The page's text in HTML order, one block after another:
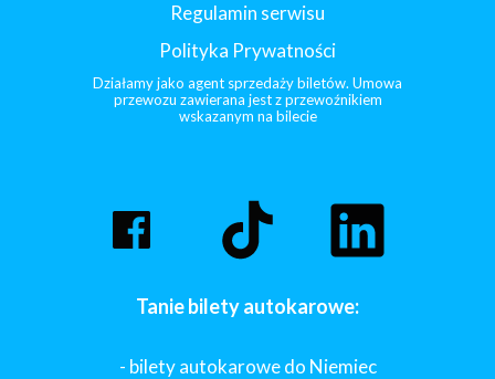
Tanie bilety autokarowe:
- bilety autokarowe do Niemiec
Regulamin serwisu
Polityka Prywatności
Działamy jako agent sprzedaży biletów. Umowa
przewozu zawierana jest z przewoźnikiem
wskazanym na bilecie